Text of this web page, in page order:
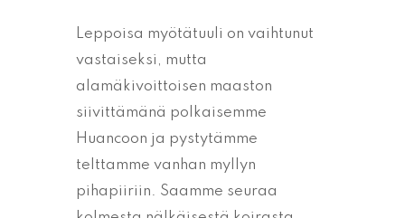
Leppoisa myötätuuli on vaihtunut
vastaiseksi, mutta
alamäkivoittoisen maaston
siivittämänä polkaisemme
Huancoon ja pystytämme
telttamme vanhan myllyn
pihapiiriin. Saamme seuraa